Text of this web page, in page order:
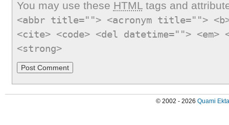
You may use these HTMLtags and
<abbr title=""> <acronym title="">
<cite> <code> <del datetime="">
<strong>
© 2002 - 2026 Quami